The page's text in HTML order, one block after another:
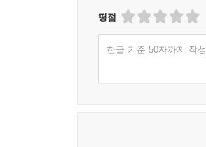
평점
한글 기준 50자까지 작